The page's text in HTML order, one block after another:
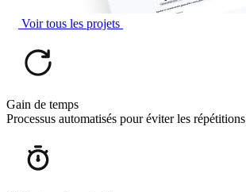
Voir tous les projets
Gain de temps
Processus automatisés pour éviter les répétitions